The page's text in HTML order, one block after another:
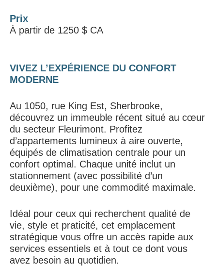
Prix
À partir de 1250 $ CA
VIVEZ L’EXPÉRIENCE DU CONFORT
MODERNE
Au 1050, rue King Est, Sherbrooke,
découvrez un immeuble récent situé au cœur
du secteur Fleurimont. Profitez
d’appartements lumineux à aire ouverte,
équipés de climatisation centrale pour un
confort optimal. Chaque unité inclut un
stationnement (avec possibilité d’un
deuxième), pour une commodité maximale.
Idéal pour ceux qui recherchent qualité de
vie, style et praticité, cet emplacement
stratégique vous offre un accès rapide aux
services essentiels et à tout ce dont vous
avez besoin au quotidien.